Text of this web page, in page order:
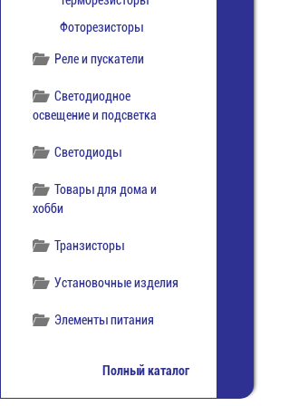
Фоторезисторы
Реле и пускатели
Светодиодное
освещение и подсветка
Светодиоды
Товары для дома и
хобби
Транзисторы
Установочные изделия
Элементы питания
Полный каталог